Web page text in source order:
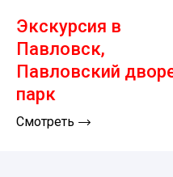
Экскурсия в
Павловск,
Павловский
парк
Смотреть